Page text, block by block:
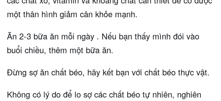
một thân hình giảm cân khỏe mạnh.
Ăn 2-3 bữa ăn mỗi ngày . Nếu bạn thấy mình đói vào
buổi chiều, thêm một bữa ăn.
Đừng sợ ăn chất béo, hãy kết bạn với chất béo thực vật.
Không có lý do để lo sợ các chất béo tự nhiên, nghiên